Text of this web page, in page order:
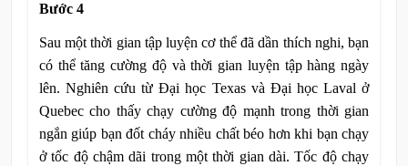
Bước 4
Sau một thời gian tập luyện cơ thể đã dần thích nghi, bạn
có thể tăng cường độ và thời gian luyện tập hàng ngày
lên. Nghiên cứu từ Đại học Texas và Đại học Laval ở
Quebec cho thấy chạy cường độ mạnh trong thời gian
ngắn giúp bạn đốt cháy nhiều chất béo hơn khi bạn chạy
ở tốc độ chậm dãi trong một thời gian dài. Tốc độ chạy